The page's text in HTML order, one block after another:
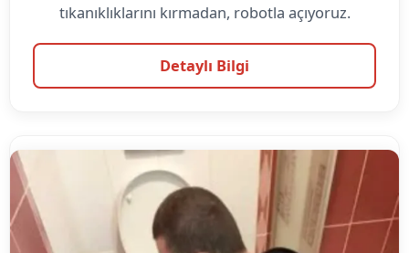
tıkanıklıklarını kırmadan, robotla açıyoruz.
Detaylı Bilgi